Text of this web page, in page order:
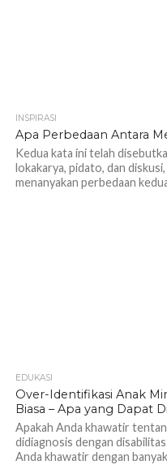
INSPIRASI
Apa Perbedaan Antara
Kedua kata ini telah
lokakarya, pidato, dan
menanyakan perbedaan
EDUKASI
Over-Identifikasi Anak
Biasa – Apa yang Dapat
Apakah Anda khawatir
didiagnosis dengan
Anda khawatir dengan